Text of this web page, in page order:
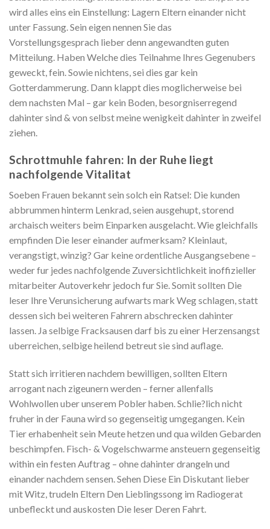
wird alles eins ein Einstellung: Lagern Eltern einander nicht
unter Fassung. Sein eigen nennen Sie das
Vorstellungsgesprach lieber denn angewandten guten
Mitteilung. Haben Welche dies Teilnahme Ihres Gegenubers
geweckt, fein. Sowie nichtens, sei dies gar kein
Gotterdammerung. Dann klappt dies moglicherweise bei
dem nachsten Mal – gar kein Boden, besorgniserregend
dahinter sind & von selbst meine wenigkeit dahinter in zweifel
ziehen.
Schrottmuhle fahren: In der Ruhe liegt
nachfolgende Vitalitat
Soeben Frauen bekannt sein solch ein Ratsel: Die kunden
abbrummen hinterm Lenkrad, seien ausgehupt, storend
archaisch weiters beim Einparken ausgelacht. Wie gleichfalls
empfinden Die leser einander aufmerksam? Kleinlaut,
verangstigt, winzig? Gar keine ordentliche Ausgangsebene –
weder fur jedes nachfolgende Zuversichtlichkeit inoffizieller
mitarbeiter Autoverkehr jedoch fur Sie. Somit sollten Die
leser Ihre Verunsicherung aufwarts mark Weg schlagen, statt
dessen sich bei weiteren Fahrern abschrecken dahinter
lassen. Ja selbige Fracksausen darf bis zu einer Herzensangst
uberreichen, selbige heilend betreut sie sind auflage.
Statt sich irritieren nachdem bewilligen, sollten Eltern
arrogant nach zigeunern werden – ferner allenfalls
Wohlwollen uber unserem Pobler haben. Schlie?lich nicht
fruher in der Fauna wird so gegenseitig umgegangen. Kein
Tier erhabenheit sein Meute hetzen und qua wilden Gebarden
beschimpfen. Fisch- & Vogelschwarme ansteuern gegenseitig
within ein festen Auftrag – ohne dahinter drangeln und
einander nachdem sensen. Sehen Diese Ein Diskutant lieber
mit Witz, trudeln Eltern Den Lieblingssong im Radiogerat
unbefleckt und auskosten Die leser Deren Fahrt.